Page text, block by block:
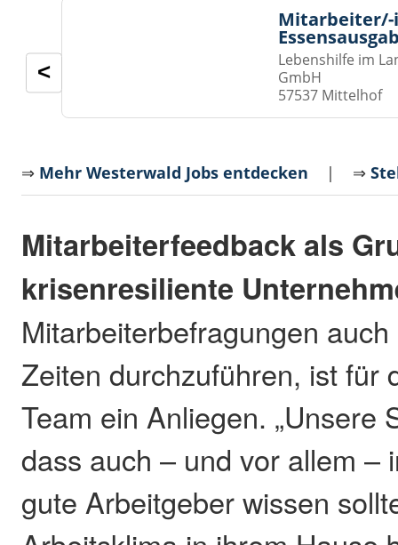
Lebenshilfe im
GmbH
57537 Mittelhof
<
⇒ Mehr Westerwald Jobs entdecken | ⇒
Mitarbeiterfeedback als
krisenresiliente
Mitarbeiterbefragungen
Zeiten durchzuführen, ist für
Team ein Anliegen. „Unsere
dass auch – und vor allem –
gute Arbeitgeber wissen